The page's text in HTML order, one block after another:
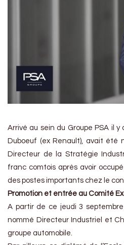
Arrivé au sein du Groupe PSA il y
Duboeuf (ex Renault), avait été
Directeur de la Stratégie
franc comtois après avoir
des postes importants chez le
Promotion et entrée au Comité
A partir de ce jeudi 3
nommé Directeur Industriel et
groupe automobile.